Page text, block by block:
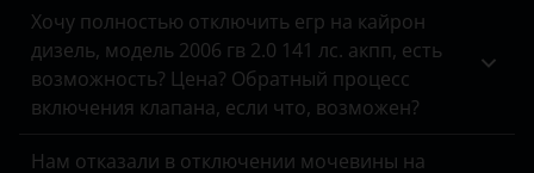
Jeep
Kaiyi
Хочу полностью отключить егр на кайрон
дизель, модель 2006 гв 2.0 141 лс. акпп, есть
возможность? Цена? Обратный процесс
включения клапана, если что, возможен?
Нам отказали в отключении мочевины на